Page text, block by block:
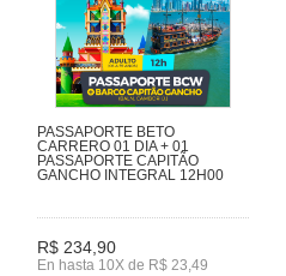
PASSAPORTE BETO
CARRERO 01 DIA + 01
PASSAPORTE CAPITÃO
GANCHO INTEGRAL 12H00
R$ 234,90
En hasta 10X de R$ 23,49